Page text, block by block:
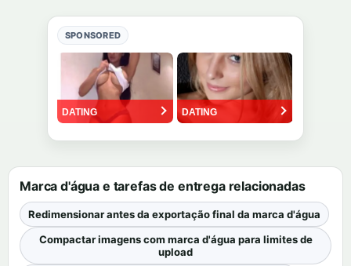
SPONSORED
Marca d'água e tarefas de entrega relacionadas
Redimensionar antes da exportação final da marca d'água
Compactar imagens com marca d'água para limites de
upload